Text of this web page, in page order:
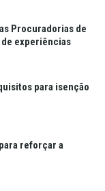
Procuradorias de
de experiências
para isenção
reforçar a